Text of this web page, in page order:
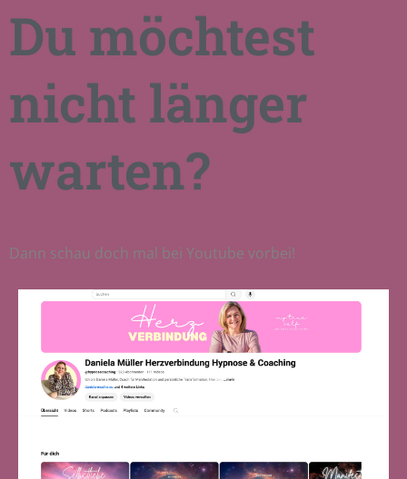
Du möchtest
nicht länger
warten?
Dann schau doch mal bei Youtube vorbei!